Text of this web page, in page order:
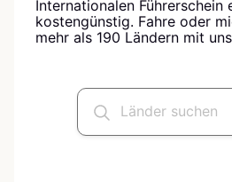
Internationalen Führerschein
kostengünstig. Fahre oder
mehr als 190 Ländern mit